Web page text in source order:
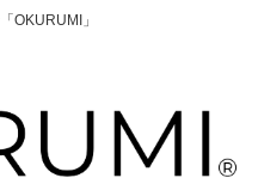
OKURUMI」